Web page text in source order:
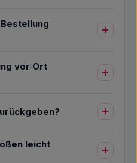
vor Ort
leicht